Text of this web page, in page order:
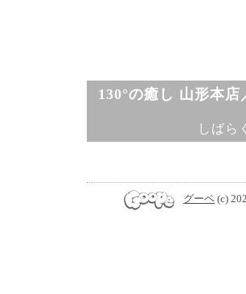
130°の癒し 山形本
しばら
グーペ (c)